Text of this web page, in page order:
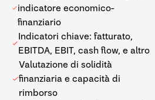
indicatore economico-
finanziario
Indicatori chiave: fatturato,
EBITDA, EBIT, cash flow, e altro
Valutazione di solidità
finanziaria e capacità di
rimborso